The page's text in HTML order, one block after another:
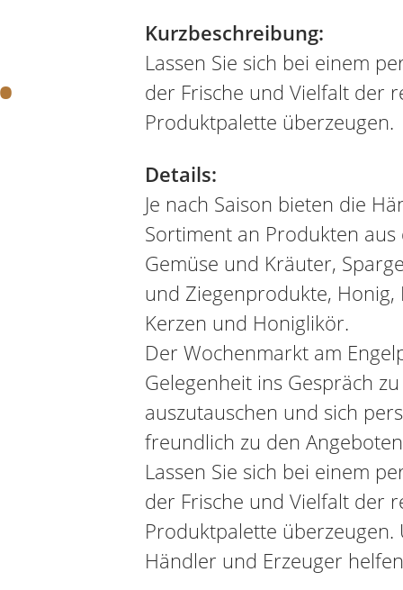
Kurzbeschreibung:
Lassen Sie sich bei einem
der Frische und Vielfalt der
Produktpalette überzeugen.
Details:
Je nach Saison bieten die
Sortiment an Produkten aus
Gemüse und Kräuter,
und Ziegenprodukte, Honig,
Kerzen und Honiglikör.
Der Wochenmarkt am
Gelegenheit ins Gespräch
auszutauschen und sich
freundlich zu den
Lassen Sie sich bei einem
der Frische und Vielfalt der
Produktpalette überzeugen.
Händler und Erzeuger